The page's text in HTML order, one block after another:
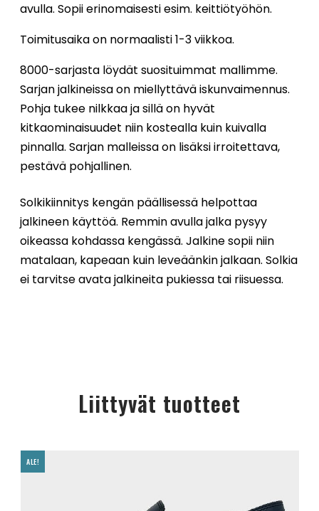
avulla. Sopii erinomaisesti esim. keittiötyöhön.
Toimitusaika on normaalisti 1-3 viikkoa.
8000-sarjasta löydät suosituimmat mallimme.
Sarjan jalkineissa on miellyttävä iskunvaimennus.
Pohja tukee nilkkaa ja sillä on hyvät
kitkaominaisuudet niin kostealla kuin kuivalla
pinnalla. Sarjan malleissa on lisäksi irroitettava,
pestävä pohjallinen.
Solkikiinnitys kengän päällisessä helpottaa
jalkineen käyttöä. Remmin avulla jalka pysyy
oikeassa kohdassa kengässä. Jalkine sopii niin
matalaan, kapeaan kuin leveäänkin jalkaan. Solkia
ei tarvitse avata jalkineita pukiessa tai riisuessa.
Liittyvät tuotteet
ALE!